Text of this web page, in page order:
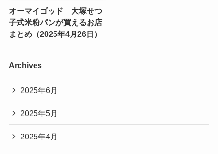
オーマイゴッド 大塚せつ
子式米粉パンが買えるお店
まとめ（2025年4月26日）
Archives
2025年6月
2025年5月
2025年4月